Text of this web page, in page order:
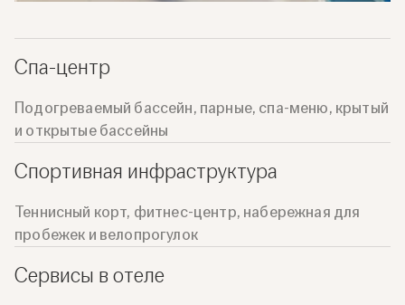
Спа-центр
Подогреваемый бассейн, парные, спа-меню, крытый
и открытые бассейны
Спортивная инфраструктура
Теннисный корт, фитнес-центр, набережная для
пробежек и велопрогулок
Сервисы в отеле